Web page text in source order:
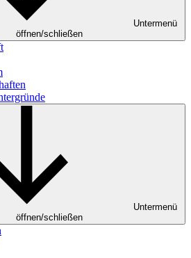
Untermenü
öffnen/schließen
Untermenü
öffnen/schließen